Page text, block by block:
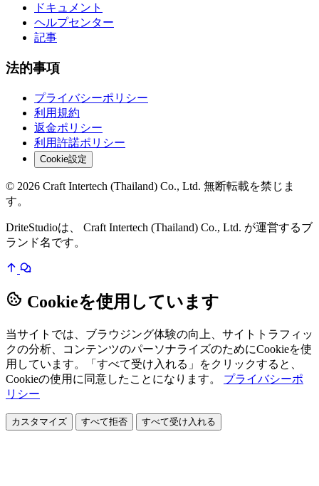
ドキュメント
ヘルプセンター
記事
法的事項
プライバシーポリシー
利用規約
返金ポリシー
利用許諾ポリシー
Cookie設定
© 2026 Craft Intertech (Thailand) Co., Ltd. 無断転載を禁じま
す。
DriteStudioは、 Craft Intertech (Thailand) Co., Ltd. が運営するブ
ランド名です。
Cookieを使用しています
当サイトでは、ブラウジング体験の向上、サイトトラフィッ
クの分析、コンテンツのパーソナライズのためにCookieを使
用しています。「すべて受け入れる」をクリックすると、
Cookieの使用に同意したことになります。 プライバシーポ
リシー
カスタマイズ すべて拒否 すべて受け入れる